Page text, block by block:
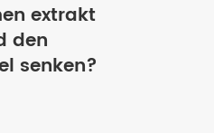
extrakt
den
senken?